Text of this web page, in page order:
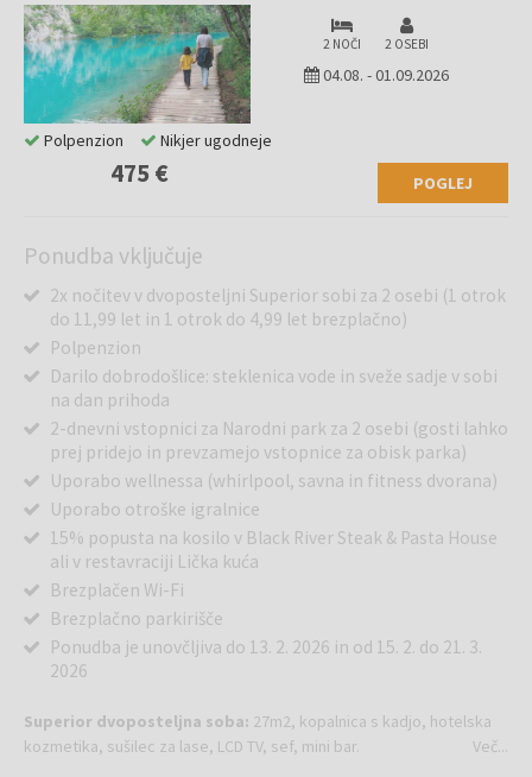
2 NOČI 2 OSEBI
04.08. -01.09.2026
475 € POGLEJ
Polpenzion Nikjer ugodneje
Ponudba vključuje
2x nočitev v dvoposteljni Superior sobi za 2 osebi (1 otrok
do 11,99 let in 1 otrok do 4,99 let brezplačno)
Polpenzion
Darilo dobrodošlice: steklenica vode in sveže sadje v sobi
na dan prihoda
2-dnevni vstopnici za Narodni park za 2 osebi (gosti lahko
prej pridejo in prevzamejo vstopnice za obisk parka)
Uporabo wellnessa (whirlpool, savna in fitness dvorana)
Uporabo otroške igralnice
15% popusta na kosilo v Black River Steak & Pasta House
ali v restavraciji Lička kuća
Brezplačen Wi-Fi
Brezplačno parkirišče
Ponudba je unovčljiva do 13. 2. 2026 in od 15. 2. do 21. 3.
2026
Superior dvoposteljna soba: 27m2, kopalnica s kadjo, hotelska
kozmetika, sušilec za lase, LCD TV, sef, mini bar.
Več...